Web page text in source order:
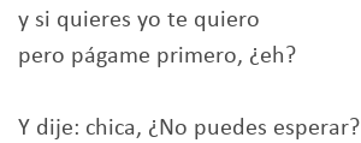
y si quieres yo te quiero
pero págame primero, ¿eh?
Y dije: chica, ¿No puedes esperar?